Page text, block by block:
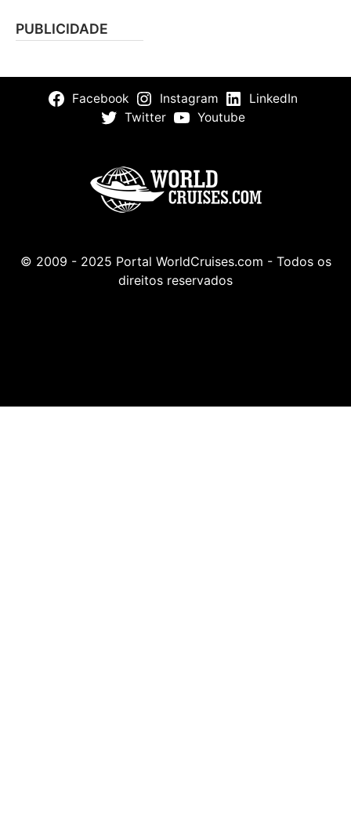
PUBLICIDADE
Facebook Instagram
LinkedIn
Twitter
Youtube
© 2009 - 2025 Portal WorldCruises.com - Todos os
direitos reservados